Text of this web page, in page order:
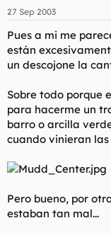
27 Sep 2003
Pues a mi me
están
un descojone la
Sobre todo porque
para hacerme un
barro o arcilla
cuando vinieran las
Pero bueno, por
estaban tan mal...